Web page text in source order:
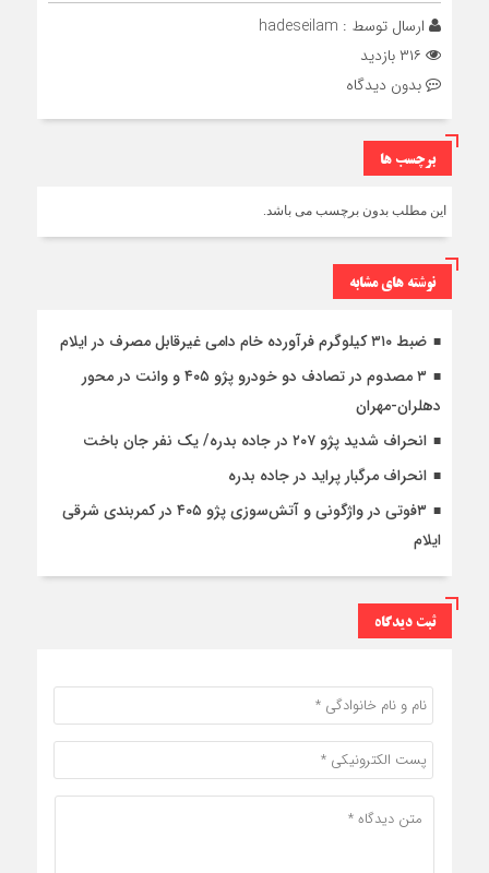
ارسال توسط : hadeseilam
بدون دیدگاه
برچسب ها
این مطلب بدون برچسب می باشد.
نوشته های مشابه
ضبط ۳۱۰ کیلوگرم فرآورده خام دامی غیرقابل مصرف در ایلام
۳ مصدوم در تصادف دو خودرو پژو ۴۰۵ و وانت در محور
دهلران-مهران
انحراف شدید پژو ۲۰۷ در جاده بدره/ یک نفر جان باخت
انحراف مرگبار پراید در جاده بدره
۳فوتی در واژگونی و آتش‌سوزی پژو ۴۰۵ در کمربندی شرقی
ایلام
ثبت دیدگاه